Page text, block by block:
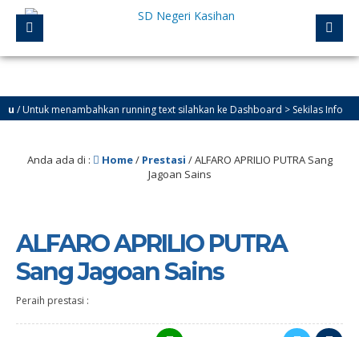
menambahkan running text silahkan ke Dashboard > Sekilas Info
Anda ada di : Home/ Prestasi /ALFARO APRILIO PUTRA Sang
Jagoan Sains
ALFARO APRILIO PUTRA
Sang Jagoan Sains
Peraih prestasi :